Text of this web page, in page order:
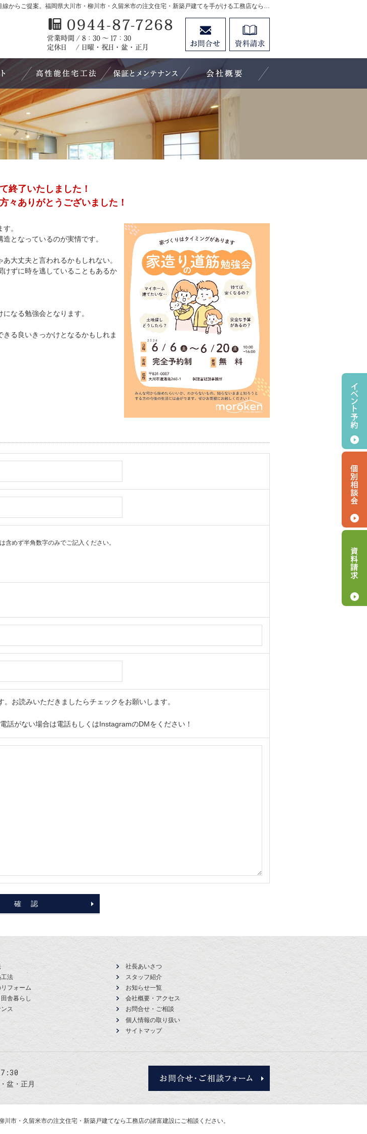
プロの目線からご提案。福岡県大川市・柳川市・久留米市の注文住宅・新築戸建てを手がける工務店なら当社へ。
終了いたしました！
々ありがとうございました！
。
となっているのが実情です。
大丈夫と言われるかもしれない。
ずに時を逃していることもあるか
なる勉強会となります。
る良いきっかけとなるかもしれま
含めず半角数字のみでご記入ください。
お読みいただきましたらチェックをお願いします。
話がない場合は電話もしくはInstagramのDMをください！
0944-87-7268
営業時間8:30～17:30 定休日：日曜・祝日・盆・正月
高性能住宅工法
法
フォーム
舎暮らし
ス
社長あいさつ
スタッフ紹介
お知らせ一覧
会社概要・アクセス
お問合せ・ご相談
個人情報の取り扱い
サイトマップ
盆・正月
川市・久留米市の注文住宅・新築戸建てなら工務店の諸富建設にご相談ください。